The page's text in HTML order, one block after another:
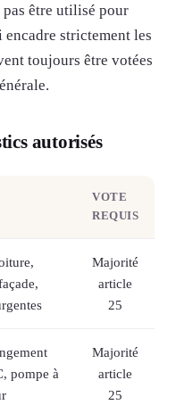
être utilisé pour
strictement les
toujours être votées
autorisés
VOTE
REQUIS
Majorité
article
25
pompe à
Majorité
article
25